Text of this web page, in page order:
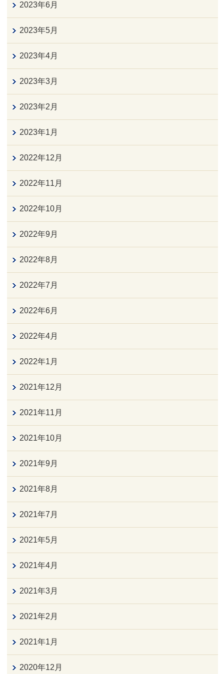
2023年6月
2023年5月
2023年4月
2023年3月
2023年2月
2023年1月
2022年12月
2022年11月
2022年10月
2022年9月
2022年8月
2022年7月
2022年6月
2022年4月
2022年1月
2021年12月
2021年11月
2021年10月
2021年9月
2021年8月
2021年7月
2021年5月
2021年4月
2021年3月
2021年2月
2021年1月
2020年12月